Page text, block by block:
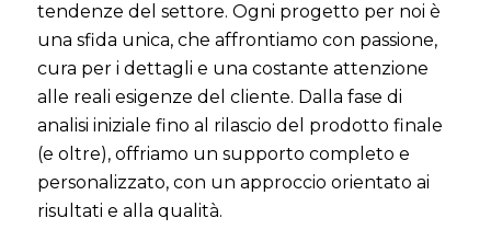
tendenze del settore. Ogni progetto per noi è
una sfida unica, che affrontiamo con passione,
cura per i dettagli e una costante attenzione
alle reali esigenze del cliente. Dalla fase di
analisi iniziale fino al rilascio del prodotto finale
(e oltre), offriamo un supporto completo e
personalizzato, con un approccio orientato ai
risultati e alla qualità.